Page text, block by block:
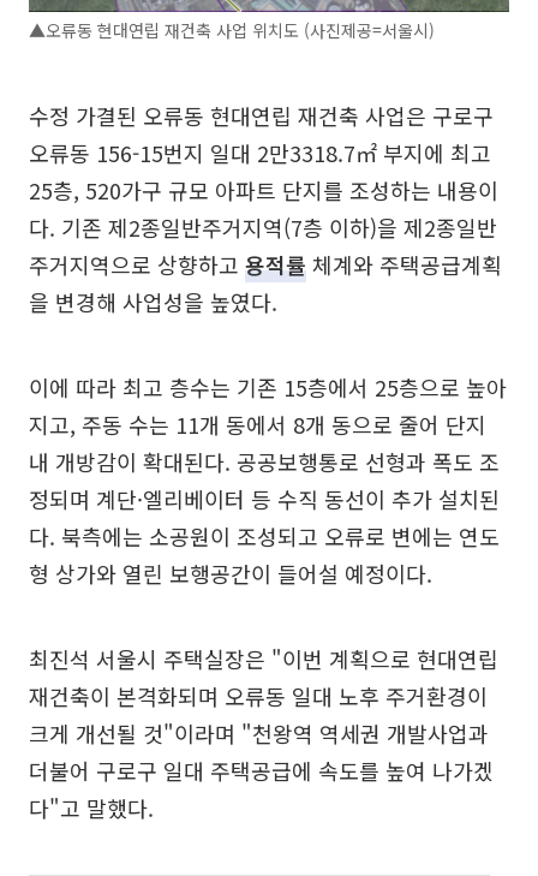
▲오류동 현대연립 재건축 사업 위치도 (사진제공=서울시)
수정 가결된 오류동 현대연립 재건축 사업은 구로구
오류동 156-15번지 일대 2만3318.7㎡ 부지에 최고
25층, 520가구 규모 아파트 단지를 조성하는 내용이
다. 기존 제2종일반주거지역(7층 이하)을 제2종일반
주거지역으로 상향하고 용적률체계와 주택공급계획
을 변경해 사업성을 높였다.
이에 따라 최고 층수는 기존 15층에서 25층으로 높아
지고, 주동 수는 11개 동에서 8개 동으로 줄어 단지
내 개방감이 확대된다. 공공보행통로 선형과 폭도 조
정되며 계단·엘리베이터 등 수직 동선이 추가 설치된
다. 북측에는 소공원이 조성되고 오류로 변에는 연도
형 상가와 열린 보행공간이 들어설 예정이다.
최진석 서울시 주택실장은 "이번 계획으로 현대연립
재건축이 본격화되며 오류동 일대 노후 주거환경이
크게 개선될 것"이라며 "천왕역 역세권 개발사업과
더불어 구로구 일대 주택공급에 속도를 높여 나가겠
다"고 말했다.